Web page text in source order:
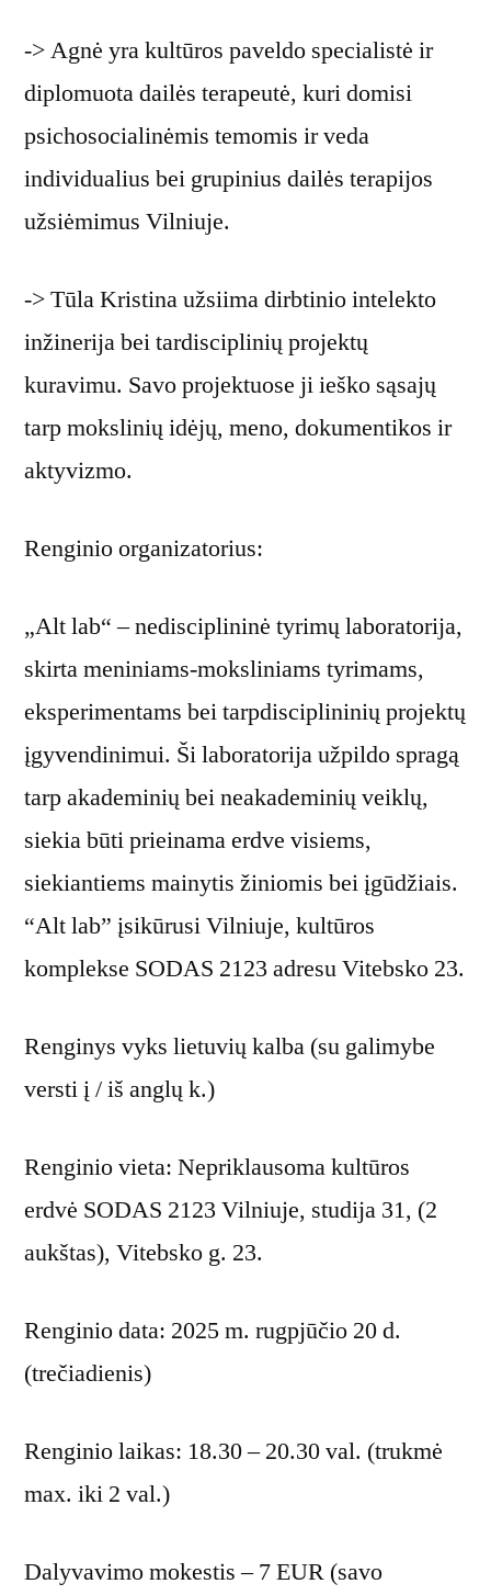
-> Agnė yra kultūros paveldo specialistė ir
diplomuota dailės terapeutė, kuri domisi
psichosocialinėmis temomis ir veda
individualius bei grupinius dailės terapijos
užsiėmimus Vilniuje.
-> Tūla Kristina užsiima dirbtinio intelekto
inžinerija bei tardisciplinių projektų
kuravimu. Savo projektuose ji ieško sąsajų
tarp mokslinių idėjų, meno, dokumentikos ir
aktyvizmo.
Renginio organizatorius:
„Alt lab“ – nedisciplininė tyrimų laboratorija,
skirta meniniams-moksliniams tyrimams,
eksperimentams bei tarpdisciplininių projektų
įgyvendinimui. Ši laboratorija užpildo spragą
tarp akademinių bei neakademinių veiklų,
siekia būti prieinama erdve visiems,
siekiantiems mainytis žiniomis bei įgūdžiais.
“Alt lab” įsikūrusi Vilniuje, kultūros
komplekse SODAS 2123 adresu Vitebsko 23.
Renginys vyks lietuvių kalba (su galimybe
versti į / iš anglų k.)
Renginio vieta: Nepriklausoma kultūros
erdvė SODAS 2123 Vilniuje, studija 31, (2
aukštas), Vitebsko g. 23.
Renginio data: 2025 m. rugpjūčio 20 d.
(trečiadienis)
Renginio laikas: 18.30 – 20.30 val. (trukmė
max. iki 2 val.)
Dalyvavimo mokestis – 7 EUR (savo